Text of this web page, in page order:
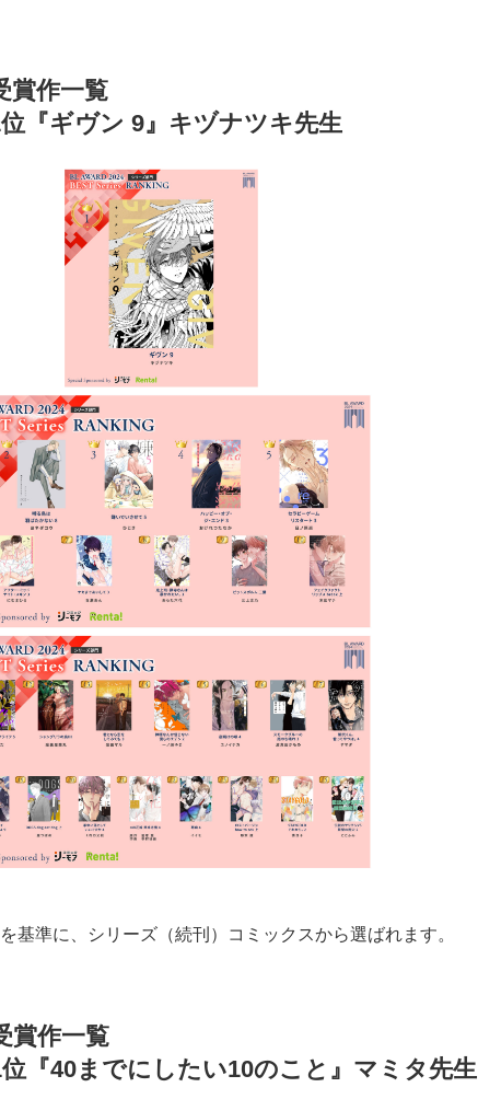
賞作一覧
『ギヴン 9』キヅナツキ先生
基準に、シリーズ（続刊）コミックスから選ばれます。
賞作一覧
『40までにしたい10のこと』マミタ先生